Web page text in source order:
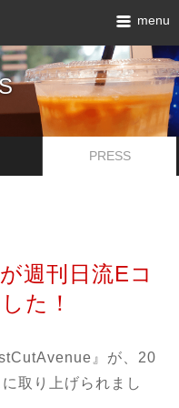
menu
PRESS
週刊日流Eコ
た！
』が、20
取り上げられまし